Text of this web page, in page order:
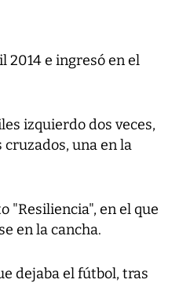
e ingresó en el
izquierdo dos veces,
una en la
"Resiliencia", en el que
en la cancha.
dejaba el fútbol, tras